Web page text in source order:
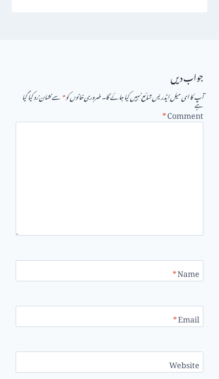
جواب دیں
آپ کا ای میل ایڈریس شائع نہیں کیا جائے گا۔ضروری خانوں کو*سے نشان زد کیا گیا ہے
Comment
*
Name
*
Email
*
Website